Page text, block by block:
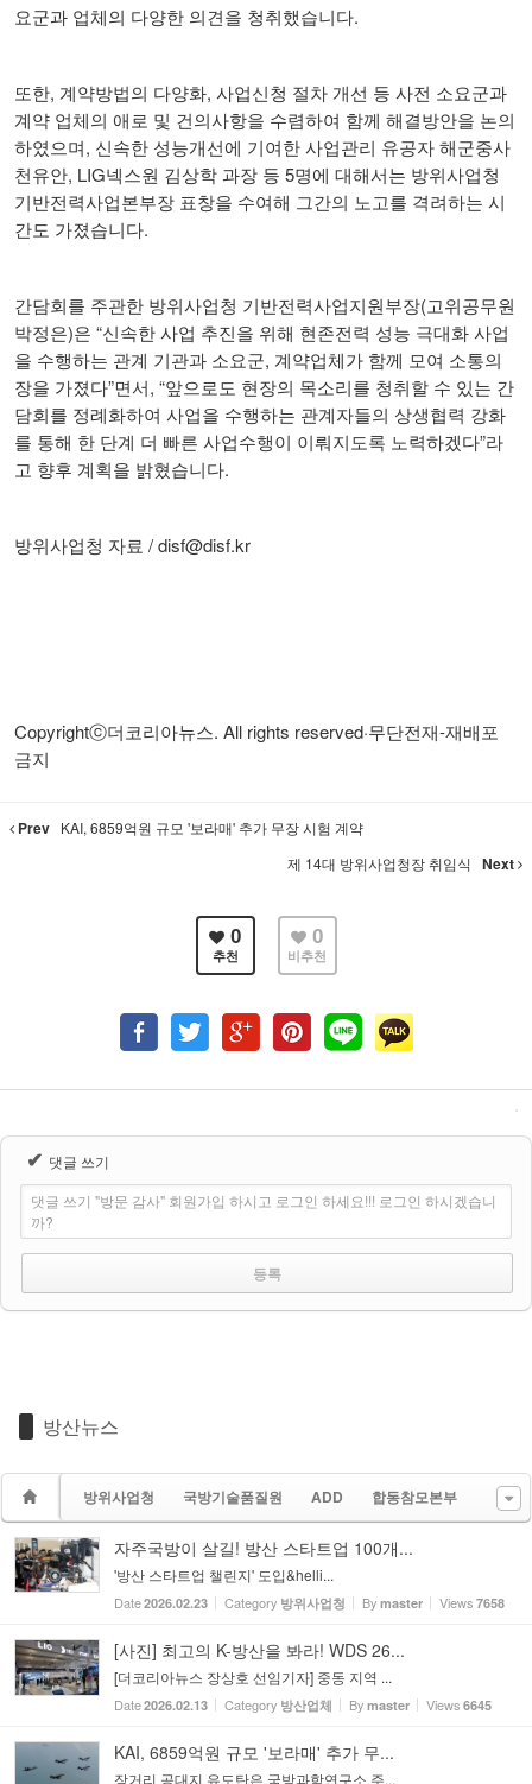
요군과 업체의 다양한 의견을 청취했습니다.
또한, 계약방법의 다양화, 사업신청 절차 개선 등 사전 소요군과
계약 업체의 애로 및 건의사항을 수렴하여 함께 해결방안을 논의
하였으며, 신속한 성능개선에 기여한 사업관리 유공자 해군중사
천유안, LIG넥스원 김상학 과장 등 5명에 대해서는 방위사업청
기반전력사업본부장 표창을 수여해 그간의 노고를 격려하는 시
간도 가졌습니다.
간담회를 주관한 방위사업청 기반전력사업지원부장(고위공무원
박정은)은 “신속한 사업 추진을 위해 현존전력 성능 극대화 사업
을 수행하는 관계 기관과 소요군, 계약업체가 함께 모여 소통의
장을 가졌다”면서, “앞으로도 현장의 목소리를 청취할 수 있는 간
담회를 정례화하여 사업을 수행하는 관계자들의 상생협력 강화
를 통해 한 단계 더 빠른 사업수행이 이뤄지도록 노력하겠다”라
고 향후 계획을 밝혔습니다.
방위사업청 자료 / disf@disf.kr
Copyrightⓒ더코리아뉴스. All rights reserved·무단전재-재배포
금지
Prev KAI, 6859억원 규모 '보라매' 추가 무장 시험 계약
제 14대 방위사업청장 취임식 Next
0
추천
0
비추천
✔ 댓글 쓰기
댓글 쓰기 "방문 감사" 회원가입 하시고 로그인 하세요!!! 로그인 하시겠습니
까?
방산뉴스
방위사업청 국방기술품질원 ADD 합동참모본부
자주국방이 살길! 방산 스타트업 100개...
'방산 스타트업 챌린지' 도입&helli...
Date2026.02.23 Category 방위사업청 By master Views 7658
[사진] 최고의 K-방산을 봐라! WDS 26...
[더코리아뉴스 장상호 선임기자] 중동 지역 ...
Date2026.02.13 Category 방산업체 By master Views 6645
KAI, 6859억원 규모 '보라매' 추가 무...
장거리 공대지 유도탄은 국방과학연구소 주...